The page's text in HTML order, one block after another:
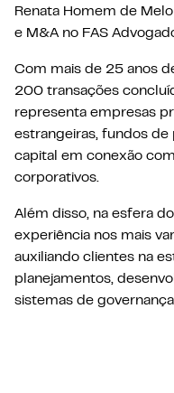
Renata Homem de
e M&A no FAS
Com mais de 25 anos
200 transações
representa empresas
estrangeiras, fundos
capital em conexão
corporativos.
Além disso, na esfera
experiência nos mais
auxiliando clientes na
planejamentos,
sistemas de